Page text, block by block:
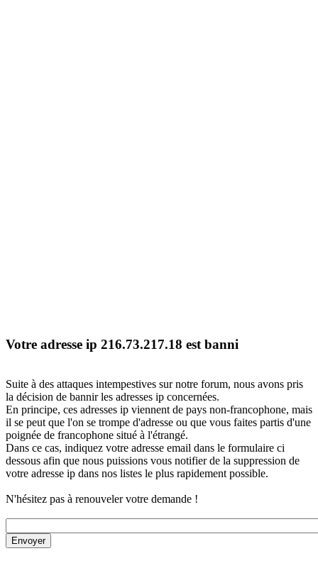
Votre adresse ip 216.73.217.18 est banni
Suite à des attaques intempestives sur notre forum, nous avons pris
la décision de bannir les adresses ip concernées.
En principe, ces adresses ip viennent de pays non-francophone, mais
il se peut que l'on se trompe d'adresse ou que vous faites partis d'une
poignée de francophone situé à l'étrangé.
Dans ce cas, indiquez votre adresse email dans le formulaire ci
dessous afin que nous puissions vous notifier de la suppression de
votre adresse ip dans nos listes le plus rapidement possible.
N'hésitez pas à renouveler votre demande !